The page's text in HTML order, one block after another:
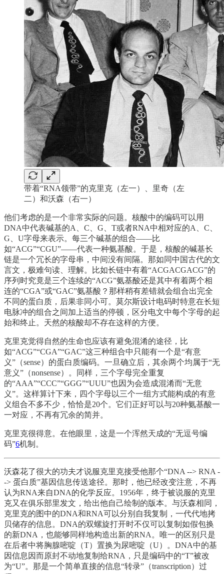
带着“RNA领带”的克里克（左一）、里奇（左
二）和沃森（右一）
他们考虑的是一个非常实际的问题。核酸中的编码可以用
DNA中代表碱基的A、C、G、T或者RNA中相对应的A、C、
G、U字母来表示。每三个碱基的组合——比
如“ACG”“CGU”——代表一种氨基酸。于是，核酸的碱基长
链是一个冗长的字母串，中间没有间隔。那如同中国古代的文
言文，极难句读、理解。比如长链中有着“ACGACGACG”的
序列时究竟是三个连续的“ACG”氨基酸还是其中有着两个相
连的“CGA”或“GAC”氨基酸？那样稍有差错就会组合出完全
不同的蛋白质，后果非同小可。莫尔斯设计电码时特意在长短
电脉冲的组合之间加上适当的停顿，区分电文中每个字母的起
始和终止。天然的核酸却不存在这样的方便。
克里克觉得自然的生命也应该有避免混淆的途径，比
如“ACG”“CGA”“GAC”这三种组合中只能有一个是“有意
义”（sense）的蛋白质编码。一旦确立后，其余两个均属于“无
意义”（nonsense）。同样，三个字母完全重复
的“AAA”“CCC”“GGG”“UUU”也因为会造成混淆而“无意
义”。这样算计下来，四个字母以三个一组方式能构成的有意
义组合不多不少，恰恰是20个。它们正好可以与20种氨基酸一
一对应，不再有冗余的简并。
克里克很得意。在他眼里，这是一个浑然天成的“无逗号编
码”6机制。
沃森花了很大的功夫才说服克里克接受他那个“DNA --> RNA -
-> 蛋白质”基因信息传送途径。那时，他已经改变注意，不再
认为RNA来自DNA的化学反应。1956年，终于被说服的克里
克又在俱乐部里发文，给出他自己绘制的版本。与沃森相同，
克里克的图中的DNA和RNA可以分别自我复制，一代代地拷
贝储存的信息。DNA的双螺旋打开时不仅可以复制如假包换
的新DNA，也能够同样地构造出新的RNA。唯一的区别只是
在后者中将胸腺嘧啶（T）置换为尿嘧啶（U）。DNA中的基
因信息因而原封不动地复制给RNA，只是编码中的“T”被改
为“U”。那是一个简单直接的信息“转录”（transcription）过